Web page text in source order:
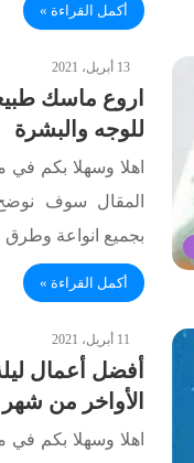
أكمل القراءة »
13 أبريل، 2021
للوجه والبشرة
اهلا وسهلا بكم في
المقال سوف
بجميع انواعة
أكمل القراءة »
11 أبريل، 2021
الأواخر من
اهلا وسهلا بكم في